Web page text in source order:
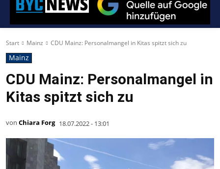
Start Mainz CDU Mainz: Personalmangel in Kitas spitzt sich zu
Mainz
CDU Mainz: Personalmangel in
Kitas spitzt sich zu
von Chiara Forg 18.07.2022 - 13:01